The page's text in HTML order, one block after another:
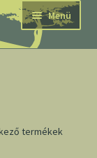
Menü
termékek